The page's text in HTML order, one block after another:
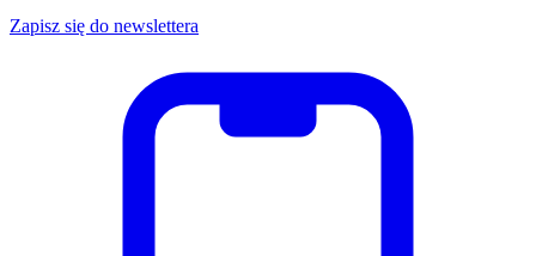
Zapisz się do newslettera